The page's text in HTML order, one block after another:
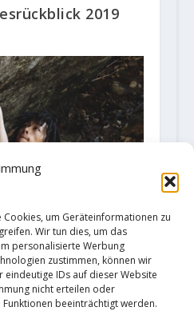
um Geräteinformationen zu
Wir tun dies, um das
personalisierte Werbung
zustimmen, können wir
IDs auf dieser Website
nicht erteilen oder
beeinträchtigt werden.
2019
wiederholt
Fb8c)